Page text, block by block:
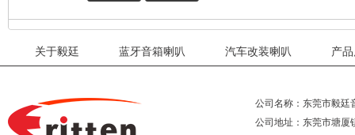
关于毅廷 蓝牙音箱喇叭 汽车改装喇叭 产
公司名称：东莞市毅廷
公司地址：东莞市塘厦